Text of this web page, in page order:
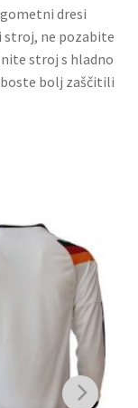
dresi
stroj, ne pozabite
stroj s hladno
bolj zaščitili